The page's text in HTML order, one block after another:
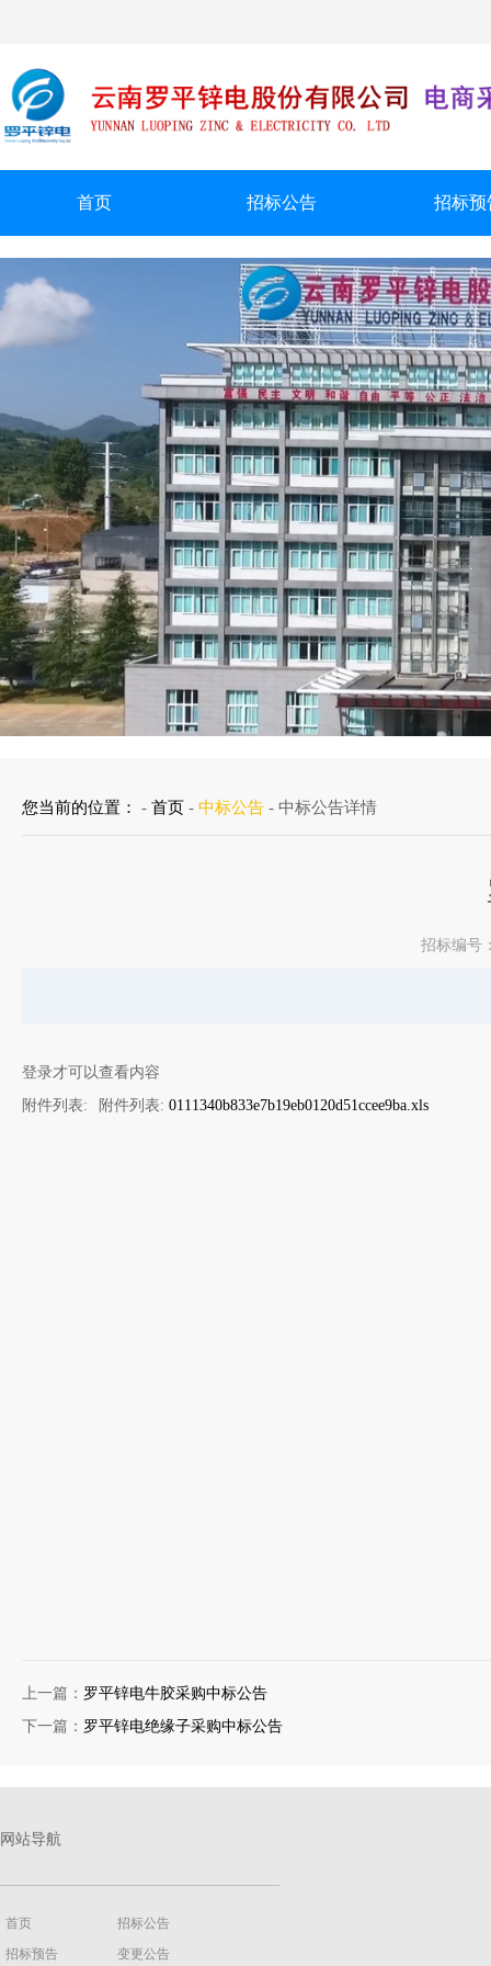
首页 招标公告 招标预
您当前的位置： - 首页 - 中标公告 - 中标公告详情
招标编号
登录才可以查看内容
附件列表:
附件列表: 0111340b833e7b19eb0120d51ccee9ba.xls
上一篇： 罗平锌电牛胶采购中标公告
下一篇： 罗平锌电绝缘子采购中标公告
网站导航
首页
招标公告
招标预告
变更公告